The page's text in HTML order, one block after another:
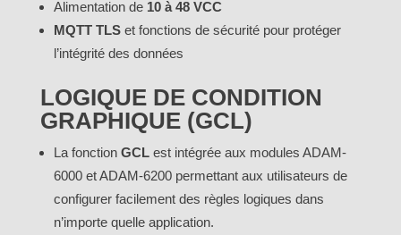
Alimentation de 10 à 48 VCC
MQTT TLSet fonctions de sécurité pour protéger
l’intégrité des données
LOGIQUE DE CONDITION
GRAPHIQUE (GCL)
La fonction GCLest intégrée aux modules ADAM-
6000 et ADAM-6200 permettant aux utilisateurs de
configurer facilement des règles logiques dans
n’importe quelle application.